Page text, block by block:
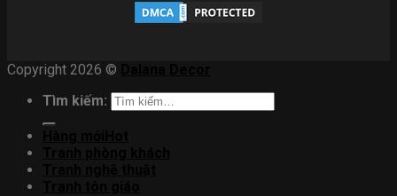
Copyright 2026 ©
Tìm kiếm: